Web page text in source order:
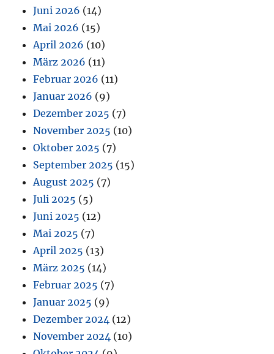
Juni 2026 (14)
Mai 2026 (15)
April 2026 (10)
März 2026 (11)
Februar 2026 (11)
Januar 2026 (9)
Dezember 2025 (7)
November 2025 (10)
Oktober 2025 (7)
September 2025 (15)
August 2025 (7)
Juli 2025 (5)
Juni 2025 (12)
Mai 2025 (7)
April 2025 (13)
März 2025 (14)
Februar 2025 (7)
Januar 2025 (9)
Dezember 2024 (12)
November 2024 (10)